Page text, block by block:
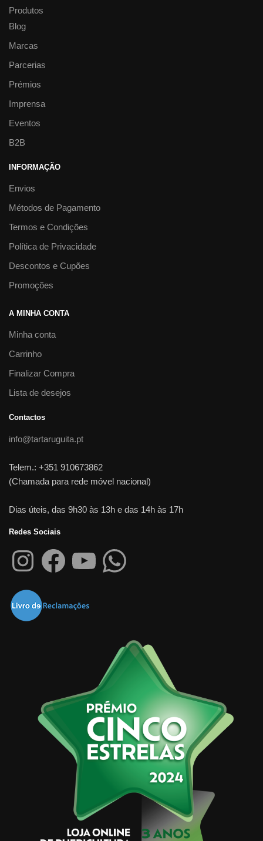
Produtos
Blog
Marcas
Parcerias
Prémios
Imprensa
Eventos
B2B
INFORMAÇÃO
Envios
Métodos de Pagamento
Termos e Condições
Política de Privacidade
Descontos e Cupões
Promoções
A MINHA CONTA
Minha conta
Carrinho
Finalizar Compra
Lista de desejos
Contactos
info@tartaruguita.pt
Telem.: +351 910673862
(Chamada para rede móvel nacional)
Dias úteis, das 9h30 às 13h e das 14h às 17h
Redes Sociais